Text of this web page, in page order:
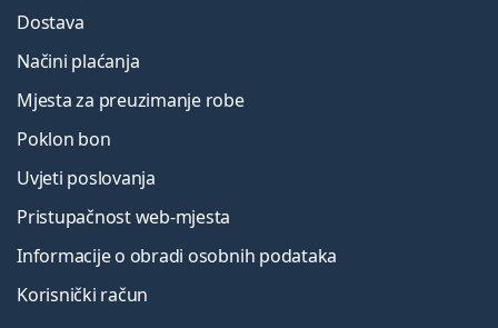
Dostava
Načini plaćanja
Mjesta za preuzimanje robe
Poklon bon
Uvjeti poslovanja
Pristupačnost web-mjesta
Informacije o obradi osobnih podataka
Korisnički račun